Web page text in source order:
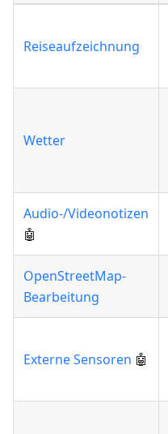
Reiseaufzeichnung
Wetter
Audio-/Videonotizen
🤖
OpenStreetMap-
Bearbeitung
Externe Sensoren 🤖